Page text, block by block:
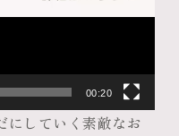
00:20
にしていく素敵なお